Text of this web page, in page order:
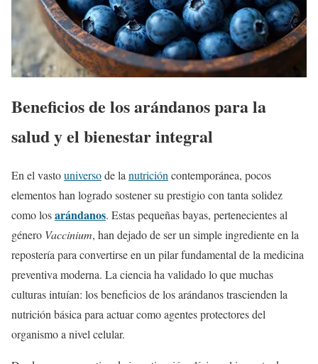
Beneficios de los arándanos para la
salud y el bienestar integral
En el vastouniversode la nutrición contemporánea, pocos
elementos han logrado sostener su prestigio con tanta solidez
como losarándanos. Estas pequeñas bayas, pertenecientes al
género Vaccinium, han dejado de ser un simple ingrediente en la
repostería para convertirse en un pilar fundamental de la medicina
preventiva moderna. La ciencia ha validado lo que muchas
culturas intuían: los beneficios de los arándanos trascienden la
nutrición básica para actuar como agentes protectores del
organismo a nivel celular.